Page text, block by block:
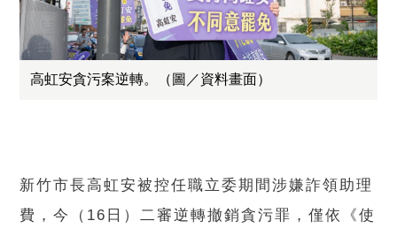
高虹安貪污案逆轉。（圖／資料畫面）
新竹市長高虹安被控任職立委期間涉嫌詐領助理
費，今（16日）二審逆轉撤銷貪污罪，僅依《使